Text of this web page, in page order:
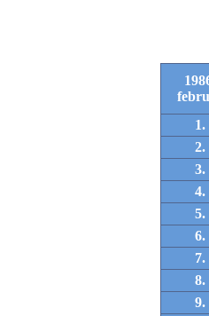
1.
2.
3.
4.
5.
6.
7.
8.
9.